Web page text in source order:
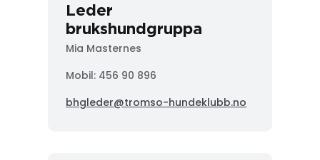
Leder
brukshundgruppa
Mia Masternes
Mobil: 456 90 896
bhgleder@tromso-hundeklubb.no